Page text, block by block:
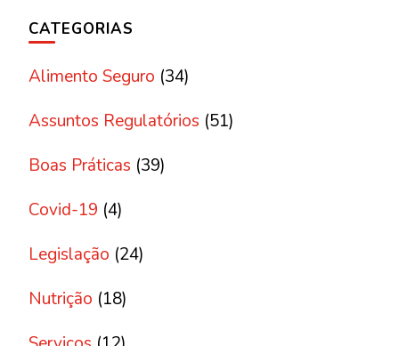
CATEGORIAS
Alimento Seguro (34)
Assuntos Regulatórios (51)
Boas Práticas (39)
Covid-19 (4)
Legislação (24)
Nutrição (18)